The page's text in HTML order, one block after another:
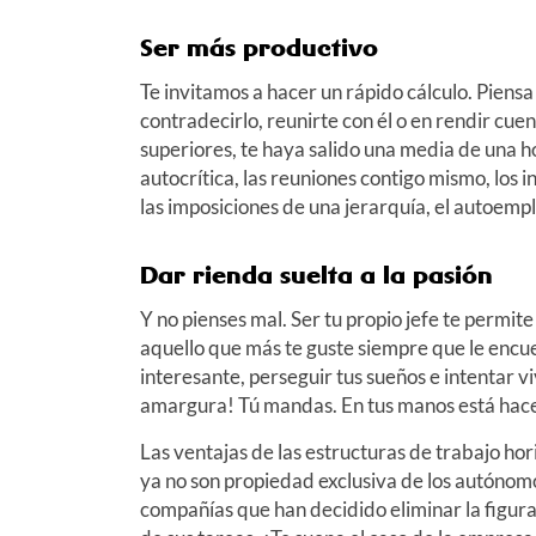
Ser más productivo
Te invitamos a hacer un rápido cálculo.
contradecirlo, reunirte con él o en rendir
superiores, te haya salido una media de una
autocrítica, las reuniones contigo mismo, los
las imposiciones de una jerarquía, el
Dar rienda suelta a la pasión
Y no pienses mal. Ser tu propio jefe te permite
aquello que más te guste siempre que le
interesante, perseguir tus sueños e intentar
amargura! Tú mandas. En tus manos está
Las ventajas de las estructuras de trabajo
ya no son propiedad exclusiva de los
compañías que han decidido eliminar la